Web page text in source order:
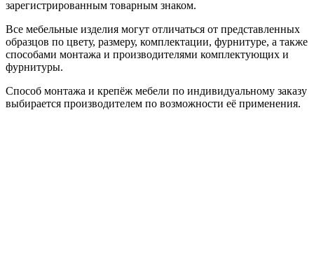
зарегистрированным товарным знаком.
Все мебельные изделия могут отличаться от представленных
образцов по цвету, размеру, комплектации, фурнитуре, а также
способами монтажа и производителями комплектующих и
фурнитуры.
Способ монтажа и крепёж мебели по индивидуальному заказу
выбирается производителем по возможности её применения.